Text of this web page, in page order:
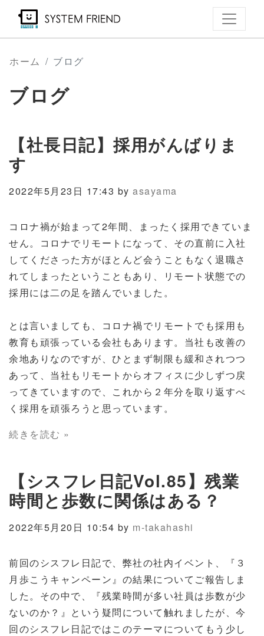
ン
コホーム ブログ
ブログ
【社長日記】採用がんばりま
す
2022年5月23日 17:43 by asayama
コロナ禍が始まって2年間、まったく採用できていま
せん。コロナでリモートになって、その直前に入社
してくださった方がほとんど会うこともなく退職さ
れてしまったということもあり、リモート状態での
採用には二の足を踏んでいました。
とは言いましても、コロナ禍でリモートでも採用も
教育も頑張っている会社もあります。当社も改善の
余地ありなのですが、ひとまず制限も緩和されつつ
あって、当社もリモートからオフィスに少しずつ戻
ってきていますので、これから２年分を取り返すべ
く採用を頑張ろうと思っています。
続きを読む »
【シスフレ日記Vol.85】残業
時間と歩数に関係はある？
2022年5月20日 10:54 by m-takahashi
前回のシスフレ日記で、弊社の社内イベント、『３
月歩こうキャンペーン』の結果についてご報告しま
した。その中で、『残業時間が多い社員は歩数が少
ないのか？』という疑問について触れましたが、今
回のシスフレ日記ではこのテーマについてもう少し